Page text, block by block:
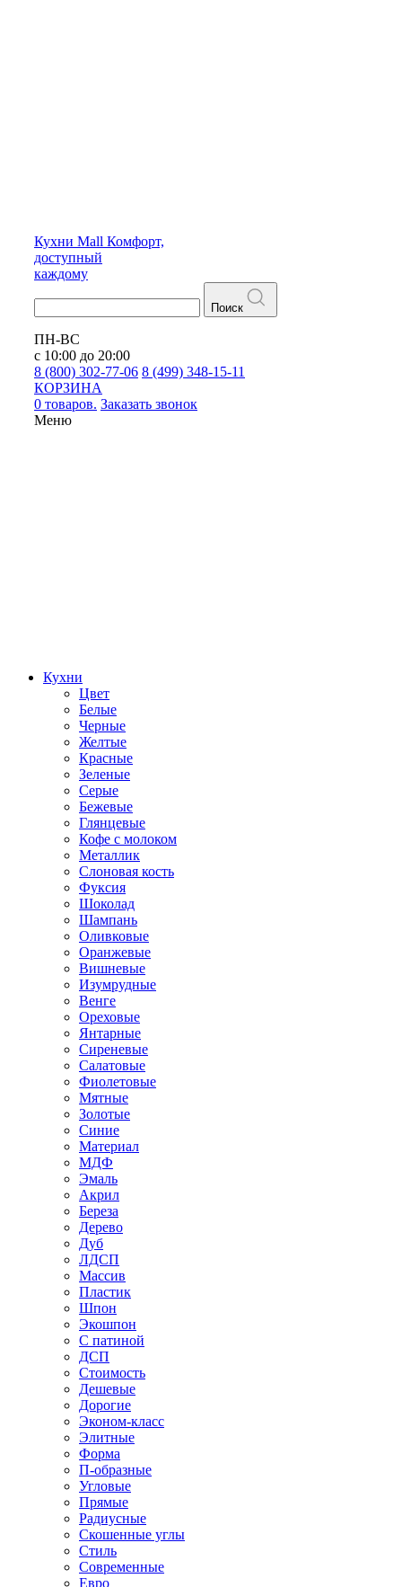
Кухни Mall Комфорт,
доступный
каждому
Поиск
ПН-ВС
с 10:00 до 20:00
8 (800) 302-77-06 8 (499) 348-15-11
КОРЗИНА
0 товаров. Заказать звонок
Меню
Кухни
Цвет
Белые
Черные
Желтые
Красные
Зеленые
Серые
Бежевые
Глянцевые
Кофе с молоком
Металлик
Слоновая кость
Фуксия
Шоколад
Шампань
Оливковые
Оранжевые
Вишневые
Изумрудные
Венге
Ореховые
Янтарные
Сиреневые
Салатовые
Фиолетовые
Мятные
Золотые
Синие
Материал
МДФ
Эмаль
Акрил
Береза
Дерево
Дуб
ЛДСП
Массив
Пластик
Шпон
Экошпон
С патиной
ДСП
Стоимость
Дешевые
Дорогие
Эконом-класс
Элитные
Форма
П-образные
Угловые
Прямые
Радиусные
Скошенные углы
Стиль
Современные
Евро